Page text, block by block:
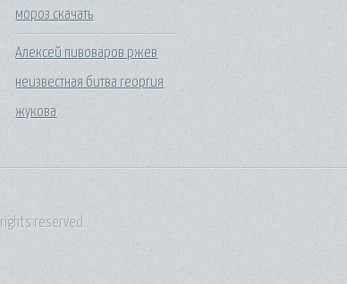
мороз скачать
Алексей пивоваров ржев
неизвестная битва георгия
жукова
reserved.